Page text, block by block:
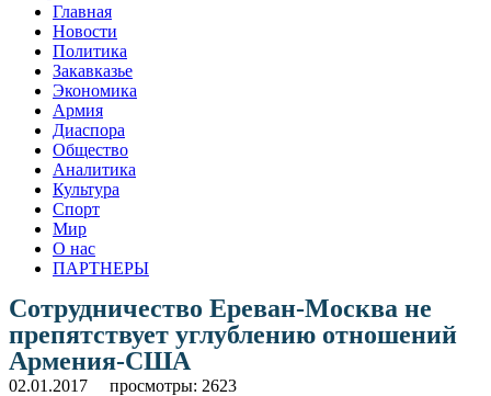
Главная
Новости
Политика
Закавказье
Экономика
Армия
Диаспора
Общество
Аналитика
Культура
Спорт
Мир
О нас
ПАРТНЕРЫ
Сотрудничество Ереван-Москва не
препятствует углублению отношений
Армения-США
02.01.2017 просмотры: 2623